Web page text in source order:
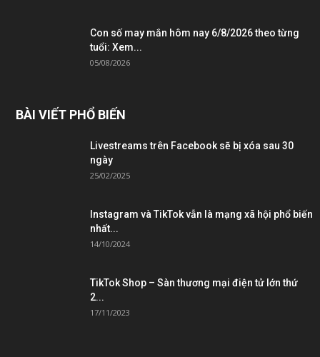
Con số may mắn hôm nay 6/8/2026 theo từng
tuổi: Xem...
05/08/2026
BÀI VIẾT PHỔ BIẾN
Livestreams trên Facebook sẽ bị xóa sau 30
ngày
25/02/2025
Instagram và TikTok vẫn là mạng xã hội phổ biến
nhất...
14/10/2024
TikTok Shop – Sàn thương mại điện tử lớn thứ
2...
17/11/2023